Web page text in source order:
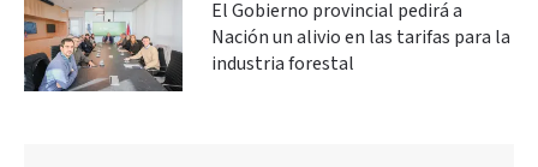
El Gobierno provincial pedirá a
Nación un alivio en las tarifas para la
industria forestal